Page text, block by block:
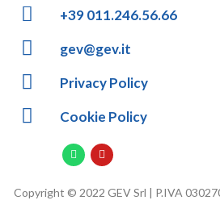
+39 011.246.56.66
gev@gev.it
Privacy Policy
Cookie Policy
Copyright © 2022 GEV Srl | P.IVA